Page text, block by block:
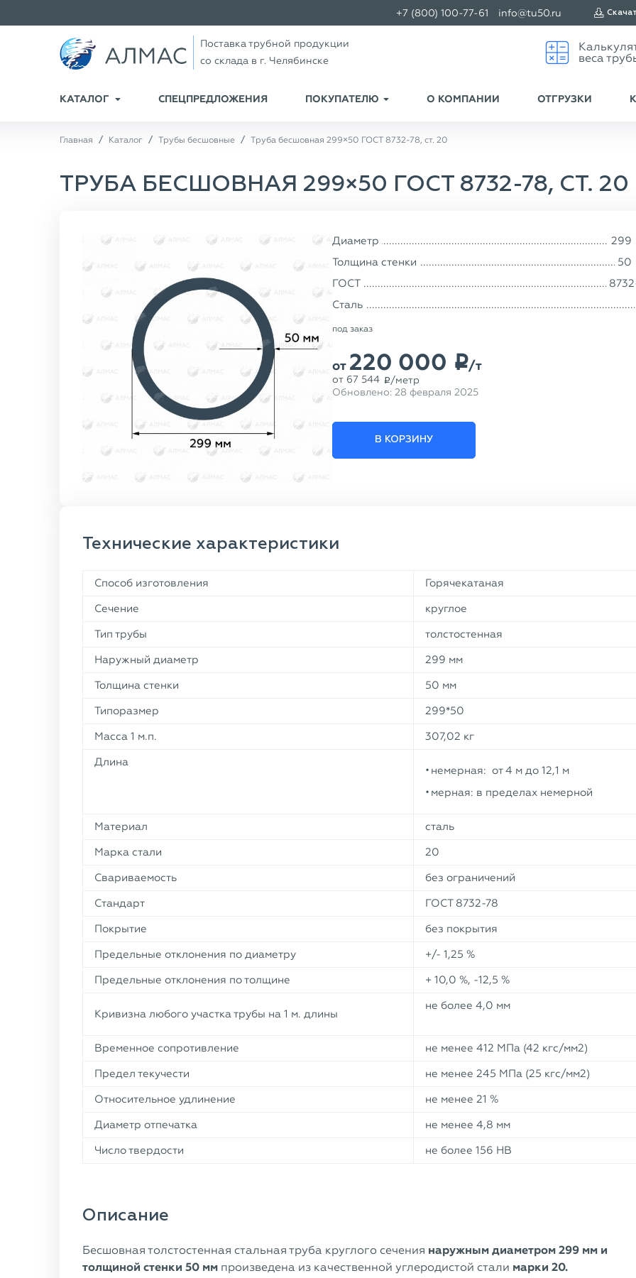
+7 (800) 100-77-61 info@tu50.ru
Поставка трубной продукции
со склада в г. Челябинске
КАТАЛОГ СПЕЦПРЕДЛОЖЕНИЯ ПОКУПАТЕЛЮ О КОМПАНИИ ОТГРУЗКИ
Главная Каталог Трубы бесшовные Труба бесшовная 299×50 ГОСТ 8732-78, ст. 20
ТРУБА БЕСШОВНАЯ 299×50 ГОСТ 8732-78, СТ. 20
Диаметр 299
Толщина стенки
50
ГОСТ
Сталь
под заказ
от 220 000 p/т
от 67 544 p /метр
Обновлено: 28 февраля 2025
В КОРЗИНУ
Технические характеристики
Способ изготовления
Горячекатаная
Сечение
круглое
Тип трубы
толстостенная
Наружный диаметр
299 мм
Толщина стенки
50 мм
Типоразмер
299*50
Масса 1 м.п.
307,02 кг
Длина
немерная: от 4 м до 12,1 м
мерная: в пределах немерной
Материал
сталь
Марка стали
20
Свариваемость
без ограничений
Стандарт
ГОСТ 8732-78
Покрытие
без покрытия
Предельные отклонения по диаметру
+/- 1,25 %
Предельные отклонения по толщине
+ 10,0 %, -12,5 %
Кривизна любого участка трубы на 1 м. длины
не более 4,0 мм
Временное сопротивление
не менее 412 МПа (42 кгс/мм2)
Предел текучести
не менее 245 МПа (25 кгс/мм2)
Относительное удлинение
не менее 21 %
Диаметр отпечатка
не менее 4,8 мм
Число твердости
не более 156 НВ
Описание
Бесшовная толстостенная стальная труба круглого сечения наружным диаметром 299 мм и
толщиной стенки 50 мм произведена из качественной углеродистой стали марки 20.